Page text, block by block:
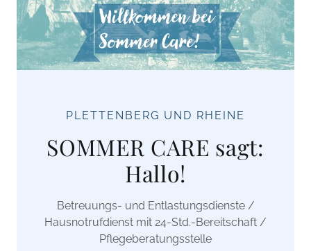
PLETTENBERG UND RHEINE
SOMMER CARE sagt:
Hallo!
Betreuungs- und Entlastungsdienste /
Hausnotrufdienst mit 24-Std.-Bereitschaft /
Pflegeberatungsstelle